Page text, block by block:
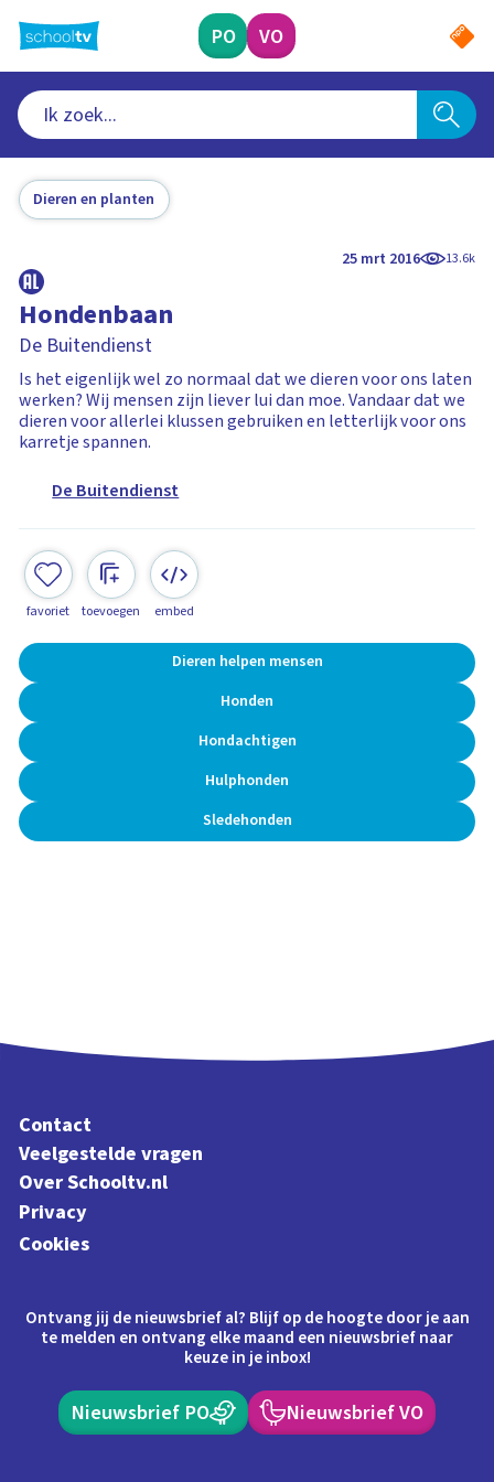
naar
hoofdinhoud
PO VO
Dieren en planten
25 mrt 2016 13.6k
Hondenbaan
De Buitendienst
Is het eigenlijk wel zo normaal dat we dieren voor ons laten
werken? Wij mensen zijn liever lui dan moe. Vandaar dat we
dieren voor allerlei klussen gebruiken en letterlijk voor ons
karretje spannen.
De Buitendienst
favoriet toevoegen embed
Dieren helpen mensen
Honden
Hondachtigen
Hulphonden
Sledehonden
Contact
Veelgestelde vragen
Over Schooltv.nl
Privacy
Cookies
Ontvang jij de nieuwsbrief al? Blijf op de hoogte door je aan
te melden en ontvang elke maand een nieuwsbrief naar
keuze in je inbox!
Nieuwsbrief PO Nieuwsbrief VO